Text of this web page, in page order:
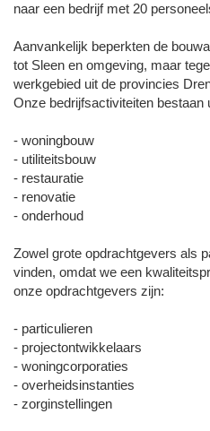
naar een bedrijf met 20
Aanvankelijk beperkten de
tot Sleen en omgeving, maar
werkgebied uit de provincies
Onze bedrijfsactiviteiten bestaan
- woningbouw
- utiliteitsbouw
- restauratie
- renovatie
- onderhoud
Zowel grote opdrachtgevers als
vinden, omdat we een
onze opdrachtgevers zijn:
- particulieren
- projectontwikkelaars
- woningcorporaties
- overheidsinstanties
- zorginstellingen